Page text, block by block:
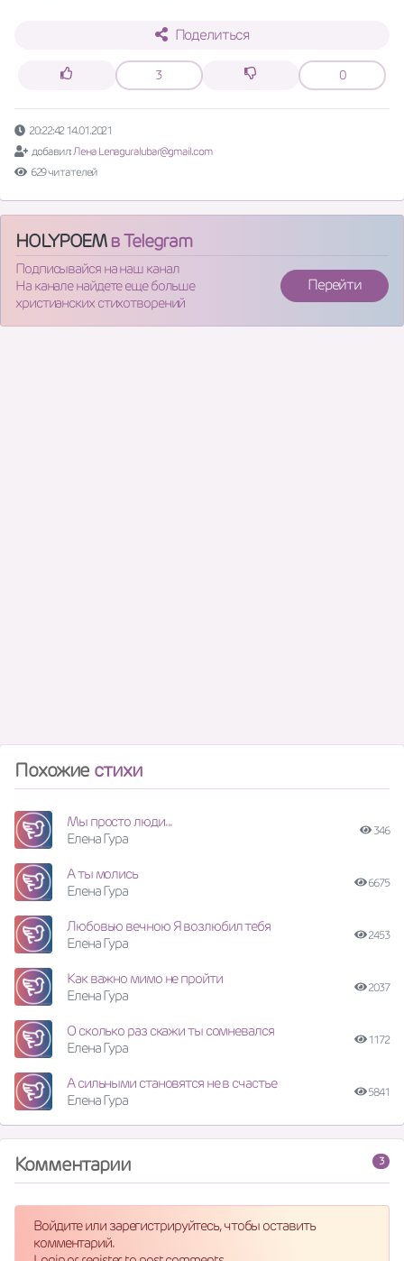
Поделиться
3 0
20:22:42 14.01.2021
добавил:Лена Lenaguralubar@gmail.com
629 читателей
HOLYPOEMв Telegram
Подписывайся на наш канал
На канале найдете еще больше
христианских стихотворений
Перейти
Похожие стихи
Мы просто люди...
Елена Гура
346
А ты молись
Елена Гура
6675
Любовью вечною Я возлюбил тебя
Елена Гура
2453
Как важно мимо не пройти
Елена Гура
2037
О сколько раз скажи ты сомневался
Елена Гура
1172
А сильными становятся не в счастье
Елена Гура
5841
3
Комментарии
Войдите или зарегистрируйтесь, чтобы оставить
комментарий.